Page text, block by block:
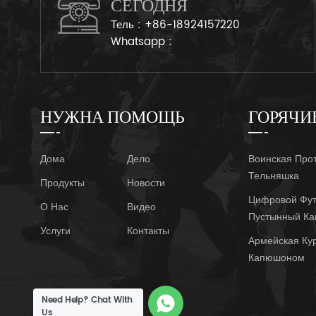
СЕГОДНЯ
Тель : +86-18924157220
Whatsapp :
НУЖНА ПОМОЩЬ
Дома
Продукты
О Нас
Услуги
Дело
Новости
Видео
Контакты
Воинская
Тельняшка
Цифровой
Пустынный
Армейская
Капюшоном
Need Help? Chat With
Us